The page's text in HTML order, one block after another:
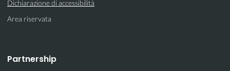
Dichiarazione di accessibilità
Area riservata
Partnership